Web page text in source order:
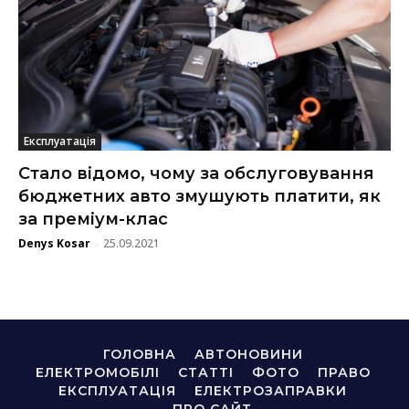
Експлуатація
Стало відомо, чому за обслуговування
бюджетних авто змушують платити, як
за преміум-клас
Denys Kosar - 25.09.2021
ГОЛОВНА
АВТОНОВИНИ
ЕЛЕКТРОМОБІЛІ
СТАТТІ ФОТО
ПРАВО
ЕКСПЛУАТАЦІЯ
ЕЛЕКТРОЗАПРАВКИ